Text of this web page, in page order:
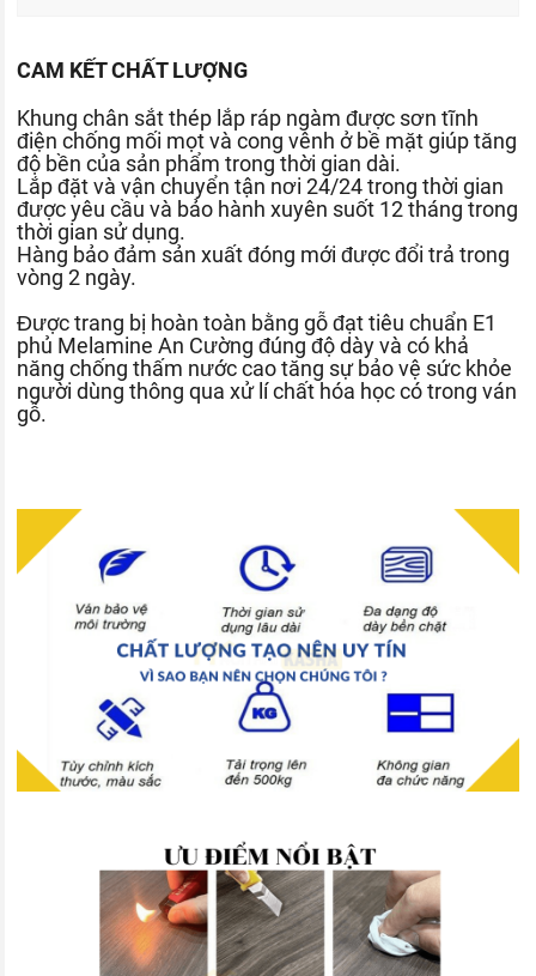
CAM KẾT CHẤT LƯỢNG
Khung chân sắt thép lắp ráp ngàm được sơn tĩnh
điện chống mối mọt và cong vênh ở bề mặt giúp tăng
độ bền của sản phẩm trong thời gian dài.
Lắp đặt và vận chuyển tận nơi 24/24 trong thời gian
được yêu cầu và bảo hành xuyên suốt 12 tháng trong
thời gian sử dụng.
Hàng bảo đảm sản xuất đóng mới được đổi trả trong
vòng 2 ngày.
Được trang bị hoàn toàn bằng gỗ đạt tiêu chuẩn E1
phủ Melamine An Cường đúng độ dày và có khả
năng chống thấm nước cao tăng sự bảo vệ sức khỏe
người dùng thông qua xử lí chất hóa học có trong ván
gỗ.